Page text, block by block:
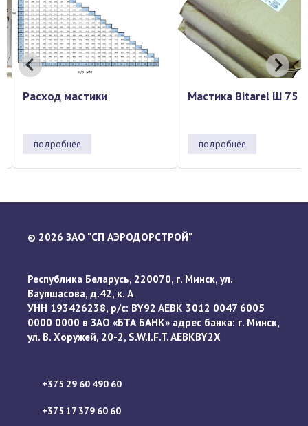
Мастика Bitarel Ш 75 Мастика
© 2026 ЗАО "СП АЭРОДОРСТРОЙ"
Республика Беларусь, 220070, г. Минск, ул.
Ваупшасова, д.42, к. А
УНН 193426238, р/с: BY92 AEBK 3012 0047 6005
0000 0000 в ЗАО «БТА БАНК» адрес банка: г. Минск,
ул. В. Хоружей, 20-2, S.W.I.F.T. AEBKBY2X
+375 29 60 490 60
+375 17 379 60 60